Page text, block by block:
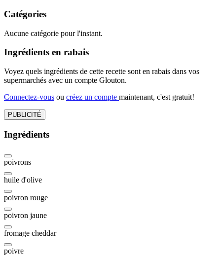
Catégories
Aucune catégorie pour l'instant.
Ingrédients en rabais
Voyez quels ingrédients de cette recette sont en rabais dans vos
supermarchés avec un compte Glouton.
Connectez-vous ou créez un compte maintenant, c'est gratuit!
PUBLICITÉ
Ingrédients
poivrons
huile d'olive
poivron rouge
poivron jaune
fromage cheddar
poivre